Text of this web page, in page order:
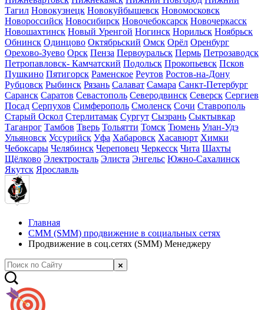
Тагил Новокузнецк Новокуйбышевск Новомосковск
Новороссийск Новосибирск Новочебоксарск Новочеркасск
Новошахтинск Новый Уренгой Ногинск Норильск Ноябрьск
Обнинск Одинцово Октябрьский Омск Орёл Оренбург
Орехово-Зуево Орск Пенза Первоуральск Пермь Петрозаводск
Петропавловск- Камчатский Подольск Прокопьевск Псков
Пушкино Пятигорск Раменское Реутов Ростов-на-Дону
Рубцовск Рыбинск Рязань Салават Самара Санкт-Петербург
Саранск Саратов Севастополь Северодвинск Северск Сергиев
Посад Серпухов Симферополь Смоленск Сочи Ставрополь
Старый Оскол Стерлитамак Сургут Сызрань Сыктывкар
Таганрог Тамбов Тверь Тольятти Томск Тюмень Улан-Удэ
Ульяновск Уссурийск Уфа Хабаровск Хасавюрт Химки
Чебоксары Челябинск Череповец Черкесск Чита Шахты
Щёлково Электросталь Элиста Энгельс Южно-Сахалинск
Якутск Ярославль
Главная
СММ (SMM) продвижение в социальных сетях
Продвижение в соц.сетях (SMM) Менеджеру